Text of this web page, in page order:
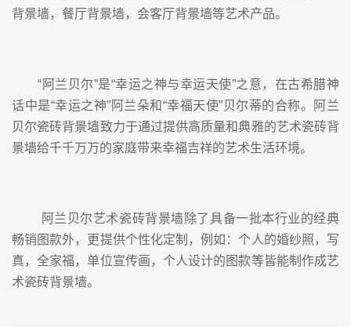
背景墙，餐厅背景墙，会客厅背景墙等艺术产品。
“阿兰贝尔”是“幸运之神与幸运天使”之意，在古希腊神
话中是“幸运之神”阿兰朵和“幸福天使”贝尔蒂的合称。阿兰
贝尔瓷砖背景墙致力于通过提供高质量和典雅的艺术瓷砖背
景墙给千千万万的家庭带来幸福吉祥的艺术生活环境。
阿兰贝尔艺术瓷砖背景墙除了具备一批本行业的经典
畅销图款外，更提供个性化定制，例如：个人的婚纱照，写
真，全家福，单位宣传画，个人设计的图款等皆能制作成艺
术瓷砖背景墙。